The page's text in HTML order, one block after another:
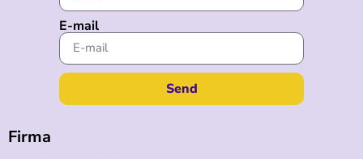
E-mail
Send
Firma